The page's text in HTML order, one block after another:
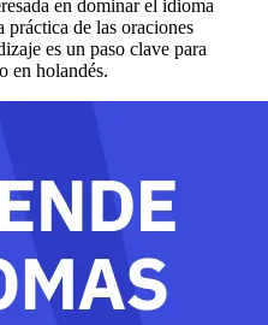
en dominar el idioma
de las oraciones
es un paso clave para
en holandés.